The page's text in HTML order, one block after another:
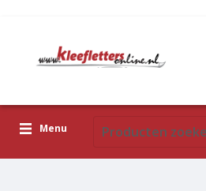
Menu